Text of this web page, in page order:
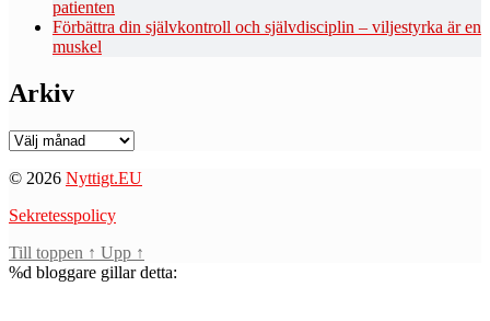
patienten
Förbättra din självkontroll och självdisciplin – viljestyrka är en
muskel
Arkiv
Arkiv
© 2026 Nyttigt.EU
Sekretesspolicy
Till toppen ↑ Upp ↑
%d bloggare gillar detta: